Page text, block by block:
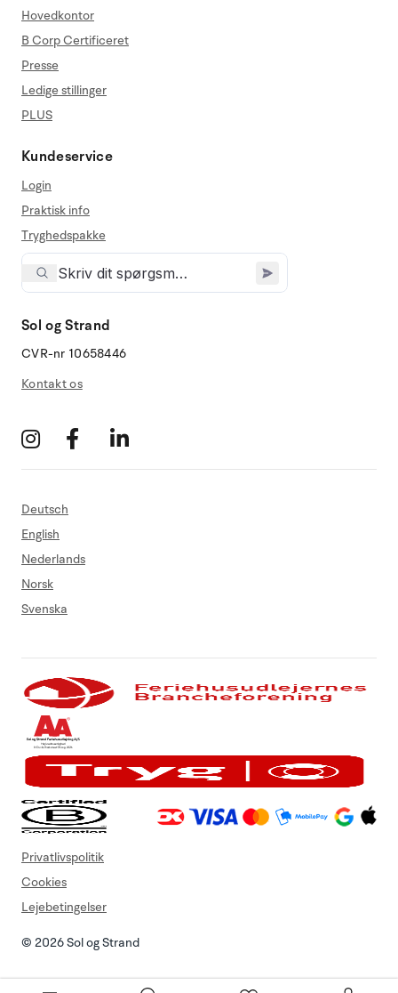
Hovedkontor
B Corp Certificeret
Presse
Ledige stillinger
PLUS
Kundeservice
Login
Praktisk info
Tryghedspakke
Sol og Strand
CVR-nr 10658446
Kontakt os
Deutsch
English
Nederlands
Norsk
Svenska
© 2026 Sol og Strand
Privatlivspolitik
Cookies
Lejebetingelser